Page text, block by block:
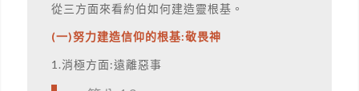
從三方面來看約伯如何建造靈根基。
(一)努力建造信仰的根基:敬畏神
1.消極方面:遠離惡事